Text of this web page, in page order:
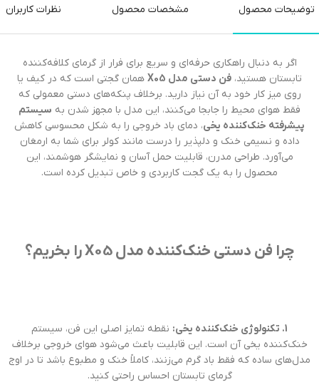
توضیحات محصول مشخصات محصول نظرات کاربران
اگر به دنبال راهکاری حرفه‌ای و سریع برای فرار از گرمای کلافه‌کننده
تابستان هستید، فن دستی مدل X05
همان گجتی است که در کیف یا
روی میز کار خود به آن نیاز دارید. برخلاف پنکه‌های دستی معمولی که
فقط هوای محیط را جابجا می‌کنند، این مدل با مجهز شدن به سیستم
پیشرفته خنک‌کننده یخی، دمای باد خروجی را به شکل محسوسی کاهش
داده و نسیمی خنک و دلپذیر را درست مانند کولر برای شما به ارمغان
می‌آورد. طراحی مدرن، قابلیت حمل آسان و نمایشگر هوشمند، این
محصول را به یک گجت کاربردی و خاص تبدیل کرده است.
چرا فن دستی خنک‌کننده مدل X05 را بخریم؟
1. تکنولوژی خنک‌کننده یخی:
نقطه تمایز اصلی این فن، سیستم
خنک‌کننده یخی آن است. این قابلیت باعث می‌شود هوای خروجی برخلاف
مدل‌های ساده که فقط باد گرم می‌زنند، کاملاً خنک و مطبوع باشد تا در اوج
گرمای تابستان احساس راحتی کنید.